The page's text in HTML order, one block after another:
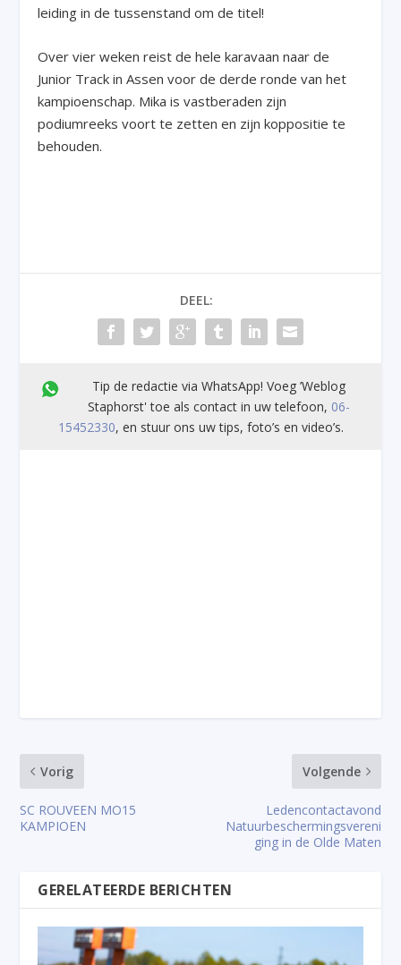
leiding in de tussenstand om de titel!
Over vier weken reist de hele karavaan naar de
Junior Track in Assen voor de derde ronde van het
kampioenschap. Mika is vastberaden zijn
podiumreeks voort te zetten en zijn koppositie te
behouden.
DEEL:
Tip de redactie via WhatsApp! Voeg ’Weblog
Staphorst' toe als contact in uw telefoon, 06-
15452330, en stuur ons uw tips, foto’s en video’s.
Vorig
SC ROUVEEN MO15
KAMPIOEN
Volgende
Ledencontactavond
Natuurbeschermingsvereni
ging in de Olde Maten
GERELATEERDE BERICHTEN